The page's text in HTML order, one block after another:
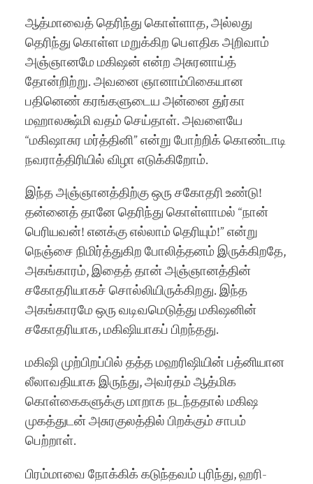
ஆத்மாவைத் தெரிந்து கொள்ளாத, அல்லது
தெரிந்து கொள்ள மறுக்கிற பௌதிக அறிவாம்
அஞ்ஞானமே மகிஷன் என்ற அசுரனாய்த்
தோன்றிற்று. அவனை ஞானாம்பிகையான
பதினெண் கரங்களுடைய அன்னை துர்கா
மஹாலக்ஷ்மி வதம் செய்தாள். அவளையே
“மகிஷாசுர மர்த்தினி” என்று போற்றிக் கொண்டாடி
நவராத்திரியில் விழா எடுக்கிறோம்.
இந்த அஞ்ஞானத்திற்கு ஒரு சகோதரி உண்டு!
தன்னைத் தானே தெரிந்து கொள்ளாமல் “நான்
பெரியவன்! எனக்கு எல்லாம் தெரியும்!” என்று
நெஞ்சை நிமிர்த்துகிற போலித்தனம் இருக்கிறதே,
அகங்காரம், இதைத் தான் அஞ்ஞானத்தின்
சகோதரியாகச் சொல்லியிருக்கிறது. இந்த
அகங்காரமே ஒரு வடிவமெடுத்து மகிஷனின்
சகோதரியாக, மகிஷியாகப் பிறந்தது.
மகிஷி முற்பிறப்பில் தத்த மஹரிஷியின் பத்னியான
லீலாவதியாக இருந்து, அவர்தம் ஆத்மிக
கொள்கைகளுக்கு மாறாக நடந்ததால் மகிஷ
முகத்துடன் அசுரகுலத்தில் பிறக்கும் சாபம்
பெற்றாள்.
பிரம்மாவை நோக்கிக் கடுந்தவம் புரிந்து, ஹரி-